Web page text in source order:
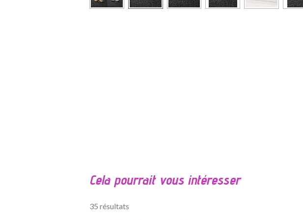
u
t
Cela pourrait vous intéresser
35 résultats